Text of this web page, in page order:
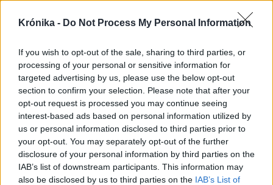
Krónika - Do Not Process My Personal Information
If you wish to opt-out of the sale, sharing to third parties, or
processing of your personal or sensitive information for
targeted advertising by us, please use the below opt-out
section to confirm your selection. Please note that after your
opt-out request is processed you may continue seeing
interest-based ads based on personal information utilized by
us or personal information disclosed to third parties prior to
your opt-out. You may separately opt-out of the further
disclosure of your personal information by third parties on the
IAB’s list of downstream participants. This information may
also be disclosed by us to third parties on the IAB’s List of
Transelectrica: sikerült az előre
képest kevesebb áramot
fogyasztani a hónap eleje óta